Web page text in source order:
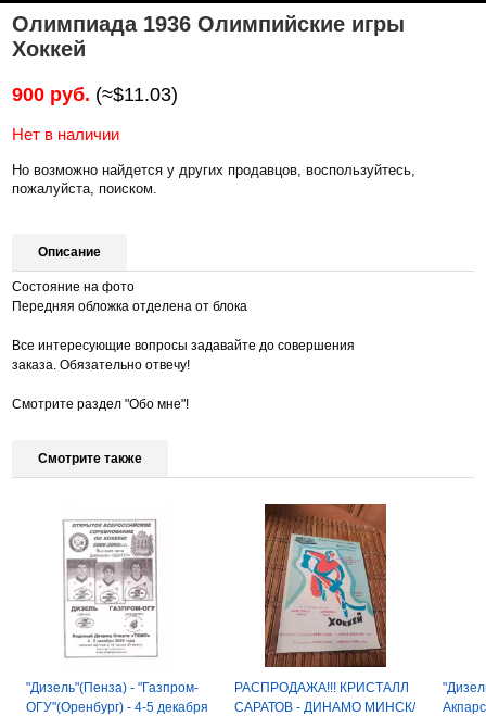
Олимпиада 1936 Олимпийские игры
Хоккей
900 руб. (≈$11.03)
Нет в наличии
Но возможно найдется у других продавцов, воспользуйтесь,
пожалуйста, поиском.
Описание
Состояние на фото
Передняя обложка отделена от блока
Все интересующие вопросы задавайте до совершения
заказа. Обязательно отвечу!
Смотрите раздел "Обо мне"!
Смотрите также
"Дизель"(Пенза) - "Газпром-
ОГУ"(Оренбург) - 4-5 декабря
РАСПРОДАЖА!!! КРИСТАЛЛ
САРАТОВ - ДИНАМО МИНСК/